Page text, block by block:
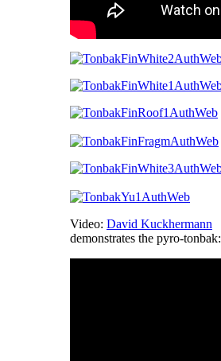
Video: David Kuckhermann
demonstrates the pyro-tonbak: